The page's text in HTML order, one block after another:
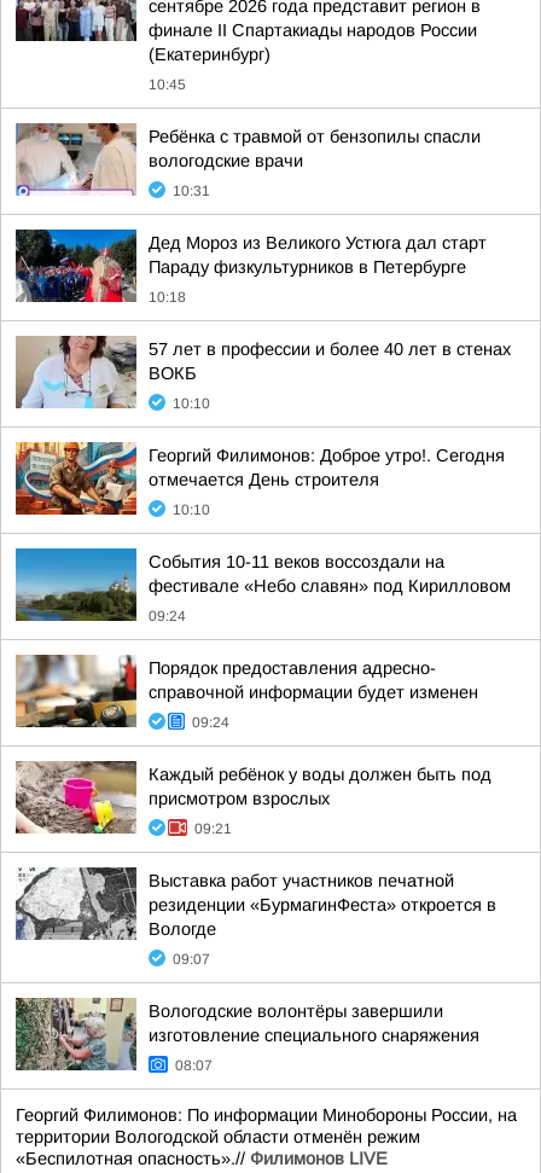
сентябре 2026 года представит регион в
финале II Спартакиады народов России
(Екатеринбург)
10:45
Ребёнка с травмой от бензопилы спасли
вологодские врачи
10:31
Дед Мороз из Великого Устюга дал старт
Параду физкультурников в Петербурге
10:18
57 лет в профессии и более 40 лет в стенах
ВОКБ
10:10
Георгий Филимонов: Доброе утро!. Сегодня
отмечается День строителя
10:10
События 10-11 веков воссоздали на
фестивале «Небо славян» под Кирилловом
09:24
Порядок предоставления адресно-
справочной информации будет изменен
09:24
Каждый ребёнок у воды должен быть под
присмотром взрослых
09:21
Выставка работ участников печатной
резиденции «БурмагинФеста» откроется в
Вологде
09:07
Вологодские волонтёры завершили
изготовление специального снаряжения
08:07
Георгий Филимонов: По информации Минобороны России, на
территории Вологодской области отменён режим
«Беспилотная опасность».// Филимонов LIVE